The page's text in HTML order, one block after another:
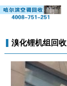
溴化锂机组回收